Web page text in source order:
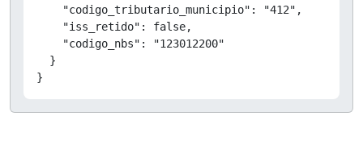
    "codigo_tributario_municipio": "412",
    "iss_retido": false,
    "codigo_nbs": "123012200"
  }
}